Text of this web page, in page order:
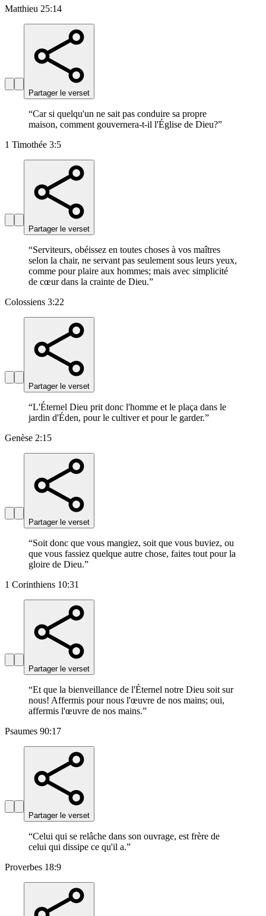
Matthieu 25:14
Partager le verset
“Car si quelqu'un ne sait pas conduire sa propre
maison, comment gouvernera-t-il l'Église de Dieu?”
1 Timothée 3:5
Partager le verset
“Serviteurs, obéissez en toutes choses à vos maîtres
selon la chair, ne servant pas seulement sous leurs yeux,
comme pour plaire aux hommes; mais avec simplicité
de cœur dans la crainte de Dieu.”
Colossiens 3:22
Partager le verset
“L'Éternel Dieu prit donc l'homme et le plaça dans le
jardin d'Éden, pour le cultiver et pour le garder.”
Genèse 2:15
Partager le verset
“Soit donc que vous mangiez, soit que vous buviez, ou
que vous fassiez quelque autre chose, faites tout pour la
gloire de Dieu.”
1 Corinthiens 10:31
Partager le verset
“Et que la bienveillance de l'Éternel notre Dieu soit sur
nous! Affermis pour nous l'œuvre de nos mains; oui,
affermis l'œuvre de nos mains.”
Psaumes 90:17
Partager le verset
“Celui qui se relâche dans son ouvrage, est frère de
celui qui dissipe ce qu'il a.”
Proverbes 18:9